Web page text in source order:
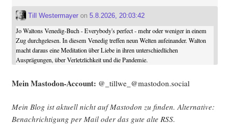
Till Westermayeron 5.8.2026, 20:03:42
Jo Waltons Venedig-Buch - Everybody's perfect - mehr oder weniger in einem
Zug durchgelesen. In diesem Venedig treffen neun Welten aufeinander. Walton
macht daraus eine Meditation über Liebe in ihren unterschiedlichen
Ausprägungen, über Verletzlichkeit und die Pandemie.
Mein Mast­o­don-Account: @_tillwe_@mastodon.social
Mein Blog ist aktu­ell nicht auf Mast­o­don zu fin­den. Alter­na­ti­ve:
Benach­rich­ti­gung per Mail oder das gute alte RSS.